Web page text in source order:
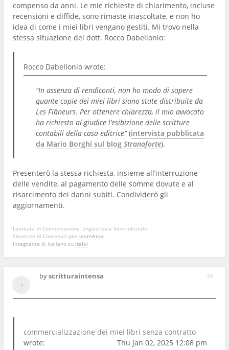
compenso da anni. Le mie richieste di chiarimento, incluse
recensioni e diffide, sono rimaste inascoltate, e non ho
idea di come i miei libri vengano gestiti. Mi trovo nella
stessa situazione del dott. Rocco Dabellonio:
Rocco Dabellonio wrote:
“In assenza di rendiconti, non ho modo di sapere
quante copie dei miei libri siano state distribuite da
Les Flâneurs. Per ottenere chiarezza, il mio avvocato
ha richiesto al giudice l’esibizione delle scritture
contabili della casa editrice”(intervista pubblicata
da Mario Borghi sul blog Stranoforte).
Presenterò la stessa richiesta, insieme all’interruzione
delle vendite, al pagamento delle somme dovute e al
risarcimento dei danni subiti. Condividerò gli
aggiornamenti.
Laureata in Comunicazione Linguistica e Interculturale
Creatrice di Contenuti per LearnAmo
Insegnante di Italiano su Italki
25
byscritturaintensa
commercializzazione dei miei libri senza contratto
wrote:
Thu Jan 02, 2025 12:08 pm